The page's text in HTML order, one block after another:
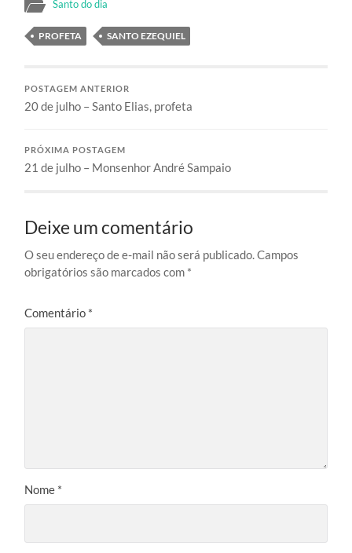
Santo do dia
PROFETA SANTO EZEQUIEL
POSTAGEM ANTERIOR
20 de julho – Santo Elias, profeta
PRÓXIMA POSTAGEM
21 de julho – Monsenhor André Sampaio
Deixe um comentário
O seu endereço de e-mail não será publicado. Campos
obrigatórios são marcados com *
Comentário *
Nome *